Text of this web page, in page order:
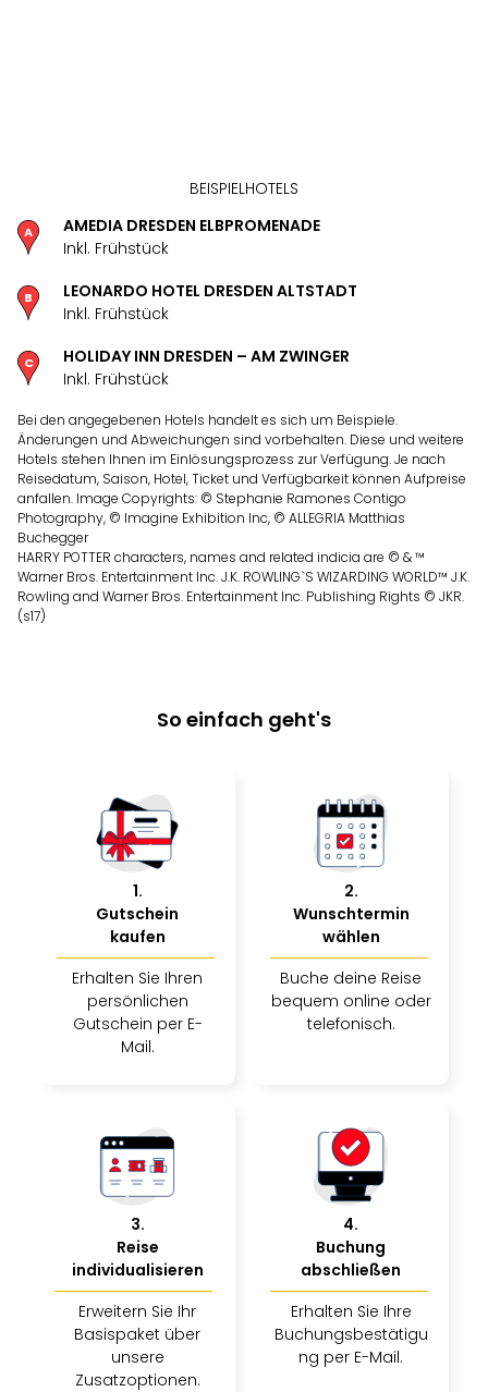
BEISPIELHOTELS
AMEDIA DRESDEN ELBPROMENADE
Inkl. Frühstück
LEONARDO HOTEL DRESDEN ALTSTADT
Inkl. Frühstück
HOLIDAY INN DRESDEN – AM ZWINGER
Inkl. Frühstück
Bei den angegebenen Hotels handelt es sich um Beispiele.
Änderungen und Abweichungen sind vorbehalten. Diese und weitere
Hotels stehen Ihnen im Einlösungsprozess zur Verfügung. Je nach
Reisedatum, Saison, Hotel, Ticket und Verfügbarkeit können Aufpreise
anfallen. Image Copyrights: © Stephanie Ramones Contigo
Photography, © Imagine Exhibition Inc, © ALLEGRIA Matthias
Buchegger
HARRY POTTER characters, names and related indicia are © & ™
Warner Bros. Entertainment Inc. J.K. ROWLING`S WIZARDING WORLD™ J.K.
Rowling and Warner Bros. Entertainment Inc. Publishing Rights © JKR.
(s17)
So einfach geht's
1.
Gutschein
kaufen
Erhalten Sie Ihren
persönlichen
Gutschein per E-
Mail.
2.
Wunschtermin
wählen
Buche deine Reise
bequem online oder
telefonisch.
3.
Reise
individualisieren
Erweitern Sie Ihr
Basispaket über
unsere
Zusatzoptionen.
4.
Buchung
abschließen
Erhalten Sie Ihre
Buchungsbestätigu
ng per E-Mail.